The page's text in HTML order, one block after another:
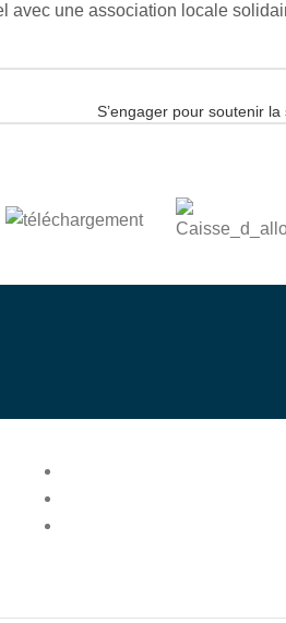
avec une association locale
S’engager pour soutenir